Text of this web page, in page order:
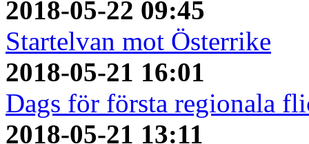
2018-05-22 09:45
Startelvan mot Österrike
2018-05-21 16:01
Dags för första regionala
2018-05-21 13:11